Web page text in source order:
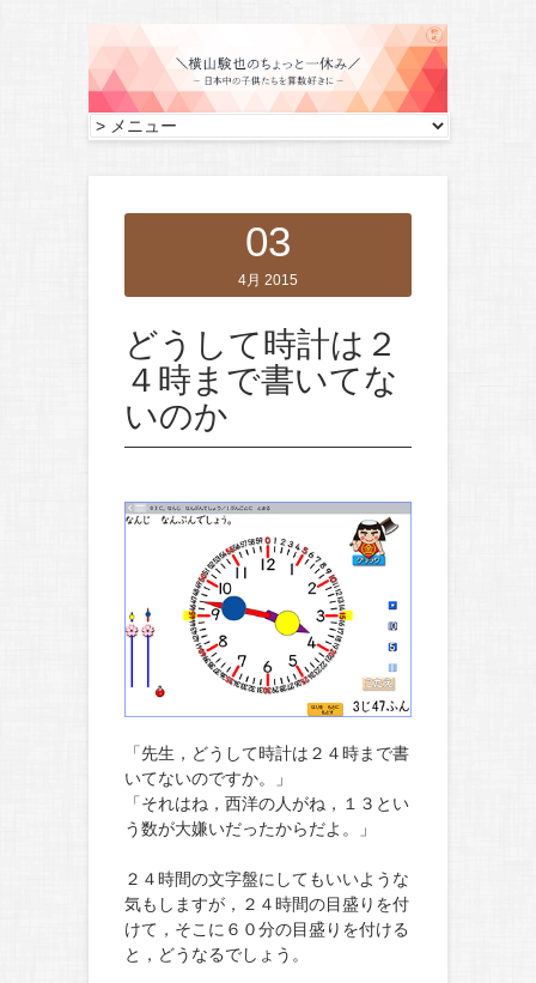
03
4月 2015
どうして時計は２
４時まで書いてな
いのか
「先生，どうして時計は２４時まで書
いてないのですか。」
「それはね，西洋の人がね，１３とい
う数が大嫌いだったからだよ。」
２４時間の文字盤にしてもいいような
気もしますが，２４時間の目盛りを付
けて，そこに６０分の目盛りを付ける
と，どうなるでしょう。